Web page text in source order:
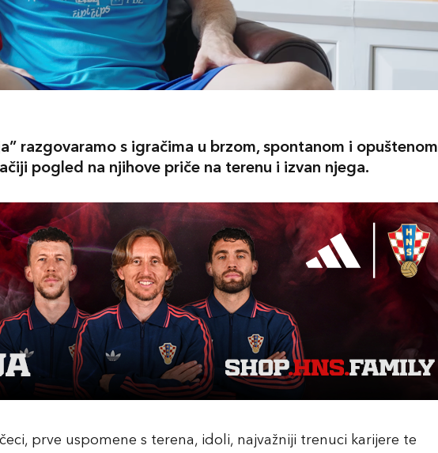
razgovaramo s igračima u brzom, spontanom i opuštenom
pogled na njihove priče na terenu i izvan njega.
prve uspomene s terena, idoli, najvažniji trenuci karijere te